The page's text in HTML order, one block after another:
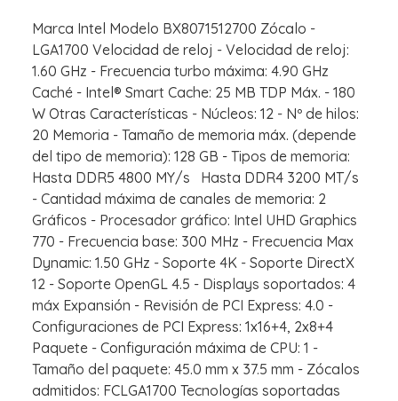
Marca Intel Modelo BX8071512700 Zócalo -
LGA1700 Velocidad de reloj - Velocidad de reloj:
1.60 GHz - Frecuencia turbo máxima: 4.90 GHz
Caché - Intel® Smart Cache: 25 MB TDP Máx. - 180
W Otras Características - Núcleos: 12 - Nº de hilos:
20 Memoria - Tamaño de memoria máx. (depende
del tipo de memoria): 128 GB - Tipos de memoria:
Hasta DDR5 4800 MY/s Hasta DDR4 3200 MT/s
- Cantidad máxima de canales de memoria: 2
Gráficos - Procesador gráfico: Intel UHD Graphics
770 - Frecuencia base: 300 MHz - Frecuencia Max
Dynamic: 1.50 GHz - Soporte 4K - Soporte DirectX
12 - Soporte OpenGL 4.5 - Displays soportados: 4
máx Expansión - Revisión de PCI Express: 4.0 -
Configuraciones de PCI Express: 1x16+4, 2x8+4
Paquete - Configuración máxima de CPU: 1 -
Tamaño del paquete: 45.0 mm x 37.5 mm - Zócalos
admitidos: FCLGA1700 Tecnologías soportadas